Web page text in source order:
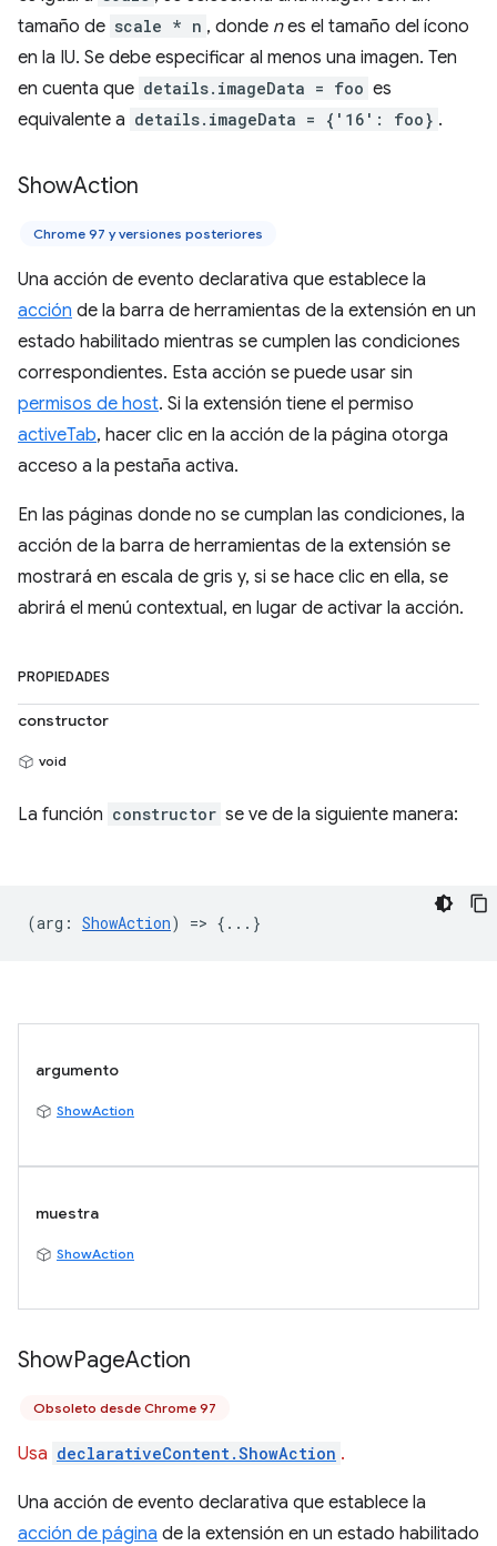
tamaño de scale * n , donde nes el tamaño del ícono
en la IU. Se debe especificar al menos una imagen. Ten
en cuenta que details.imageData = foo es
equivalente a details.imageData = {'16': foo} .
ShowAction
Chrome 97 y versiones posteriores
Una acción de evento declarativa que establece la
acción de la barra de herramientas de la extensión en un
estado habilitado mientras se cumplen las condiciones
correspondientes. Esta acción se puede usar sin
permisos de host. Si la extensión tiene el permiso
activeTab, hacer clic en la acción de la página otorga
acceso a la pestaña activa.
En las páginas donde no se cumplan las condiciones, la
acción de la barra de herramientas de la extensión se
mostrará en escala de gris y, si se hace clic en ella, se
abrirá el menú contextual, en lugar de activar la acción.
PROPIEDADES
constructor
void
La función constructor se ve de la siguiente manera:
(arg : ShowAction) => {...}
argumento
ShowAction
muestra
ShowAction
ShowPageAction
Obsoleto desde Chrome 97
Usa declarativeContent.ShowAction .
Una acción de evento declarativa que establece la
acción de página de la extensión en un estado habilitado